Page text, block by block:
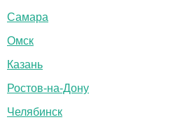
Самара
Омск
Казань
Ростов-на-Дону
Челябинск